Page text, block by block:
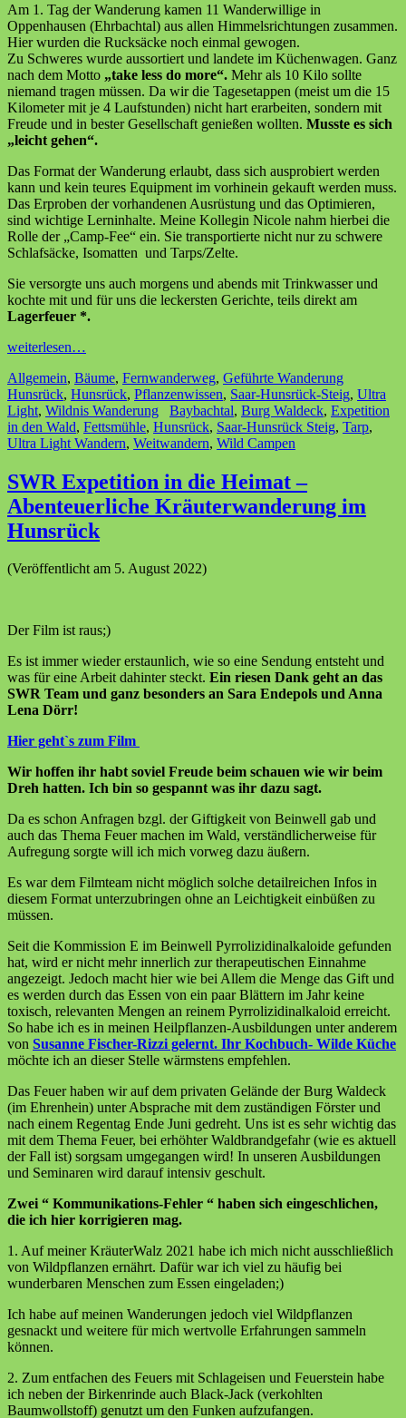
Am 1. Tag der Wanderung kamen 11 Wanderwillige in
Oppenhausen (Ehrbachtal) aus allen Himmelsrichtungen zusammen.
Hier wurden die Rucksäcke noch einmal gewogen.
Zu Schweres wurde aussortiert und landete im Küchenwagen. Ganz
nach dem Motto „take less do more“. Mehr als 10 Kilo sollte
niemand tragen müssen. Da wir die Tagesetappen (meist um die 15
Kilometer mit je 4 Laufstunden) nicht hart erarbeiten, sondern mit
Freude und in bester Gesellschaft genießen wollten. Musste es sich
„leicht gehen“.
Das Format der Wanderung erlaubt, dass sich ausprobiert werden
kann und kein teures Equipment im vorhinein gekauft werden muss.
Das Erproben der vorhandenen Ausrüstung und das Optimieren,
sind wichtige Lerninhalte. Meine Kollegin Nicole nahm hierbei die
Rolle der „Camp-Fee“ ein. Sie transportierte nicht nur zu schwere
Schlafsäcke, Isomatten und Tarps/Zelte.
Sie versorgte uns auch morgens und abends mit Trinkwasser und
kochte mit und für uns die leckersten Gerichte, teils direkt am
Lagerfeuer *.
weiterlesen…
Allgemein, Bäume, Fernwanderweg, Geführte Wanderung
Hunsrück, Hunsrück, Pflanzenwissen, Saar-Hunsrück-Steig, Ultra
Light, Wildnis Wanderung Baybachtal, Burg Waldeck, Expetition
in den Wald, Fettsmühle, Hunsrück, Saar-Hunsrück Steig, Tarp,
Ultra Light Wandern, Weitwandern, Wild Campen
SWR Expetition in die Heimat –
Abenteuerliche Kräuterwanderung im
Hunsrück
(Veröffentlicht am 5. August 2022)
Der Film ist raus;)
Es ist immer wieder erstaunlich, wie so eine Sendung entsteht und
was für eine Arbeit dahinter steckt. Ein riesen Dank geht an das
SWR Team und ganz besonders an Sara Endepols und Anna
Lena Dörr!
Hier geht`s zum Film
Wir hoffen ihr habt soviel Freude beim schauen wie wir beim
Dreh hatten. Ich bin so gespannt was ihr dazu sagt.
Da es schon Anfragen bzgl. der Giftigkeit von Beinwell gab und
auch das Thema Feuer machen im Wald, verständlicherweise für
Aufregung sorgte will ich mich vorweg dazu äußern.
Es war dem Filmteam nicht möglich solche detailreichen Infos in
diesem Format unterzubringen ohne an Leichtigkeit einbüßen zu
müssen.
Seit die Kommission E im Beinwell Pyrrolizidinalkaloide gefunden
hat, wird er nicht mehr innerlich zur therapeutischen Einnahme
angezeigt. Jedoch macht hier wie bei Allem die Menge das Gift und
es werden durch das Essen von ein paar Blättern im Jahr keine
toxisch, relevanten Mengen an reinem Pyrrolizidinalkaloid erreicht.
So habe ich es in meinen Heilpflanzen-Ausbildungen unter anderem
von Susanne Fischer-Rizzigelernt. Ihr Kochbuch- Wilde Küche
möchte ich an dieser Stelle wärmstens empfehlen.
Das Feuer haben wir auf dem privaten Gelände der Burg Waldeck
(im Ehrenhein) unter Absprache mit dem zuständigen Förster und
nach einem Regentag Ende Juni gedreht. Uns ist es sehr wichtig das
mit dem Thema Feuer, bei erhöhter Waldbrandgefahr (wie es aktuell
der Fall ist) sorgsam umgegangen wird! In unseren Ausbildungen
und Seminaren wird darauf intensiv geschult.
Zwei “ Kommunikations-Fehler “ haben sich eingeschlichen,
die ich hier korrigieren mag.
1. Auf meiner KräuterWalz 2021 habe ich mich nicht ausschließlich
von Wildpflanzen ernährt. Dafür war ich viel zu häufig bei
wunderbaren Menschen zum Essen eingeladen;)
Ich habe auf meinen Wanderungen jedoch viel Wildpflanzen
gesnackt und weitere für mich wertvolle Erfahrungen sammeln
können.
2. Zum entfachen des Feuers mit Schlageisen und Feuerstein habe
ich neben der Birkenrinde auch Black-Jack (verkohlten
Baumwollstoff) genutzt um den Funken aufzufangen.